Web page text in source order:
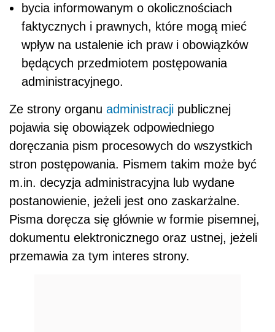
bycia informowanym o okolicznościach
faktycznych i prawnych, które mogą mieć
wpływ na ustalenie ich praw i obowiązków
będących przedmiotem postępowania
administracyjnego.
Ze strony organu administracji publicznej
pojawia się obowiązek odpowiedniego
doręczania pism procesowych do wszystkich
stron postępowania. Pismem takim może być
m.in. decyzja administracyjna lub wydane
postanowienie, jeżeli jest ono zaskarżalne.
Pisma doręcza się głównie w formie pisemnej,
dokumentu elektronicznego oraz ustnej, jeżeli
przemawia za tym interes strony.